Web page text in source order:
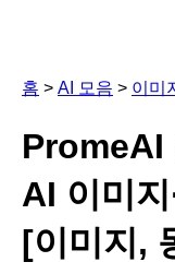
홈 > AI 모음 > 이미
PromeAI
AI 이미
[이미지,